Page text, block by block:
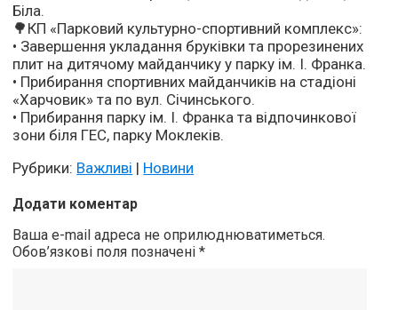
Біла.
🌳КП «Парковий культурно-спортивний комплекс»:
• Завершення укладання бруківки та прорезинених
плит на дитячому майданчику у парку ім. І. Франка.
• Прибирання спортивних майданчиків на стадіоні
«Харчовик» та по вул. Січинського.
• Прибирання парку ім. І. Франка та відпочинкової
зони біля ГЕС, парку Моклеків.
Рубрики: Важливі | Новини
Додати коментар
Ваша e-mail адреса не оприлюднюватиметься.
Обов’язкові поля позначені*